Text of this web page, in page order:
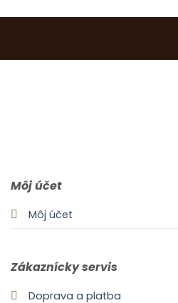
Môj účet
Môj účet
Zákaznícky servis
Doprava a platba